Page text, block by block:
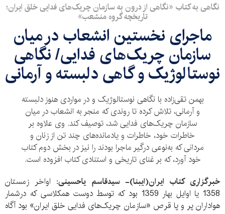
نگاهی به کتاب «نگاهی از درون به سازمان چریک‌های فدایی خلق ایران؛
تاریخچه گروه منشعب»
ماجرای نخستین انشعاب در میان
سازمان چریک‌های فدایی/ نگاهی
نوستالوژیک و گاهی دلبسته و آرمانی
بهمن تقی‌زاده با نگاهی نوستالوژیک و در مواردی هنوز دلبسته
و آرمانی، تلاش کرده تا روندی که منجر به انشعاب در میان
سازمان چریک‌های فدایی شد، توصیف کند. وی علاوه بر
خاطرات خود، خاطرات و یادمانده‌های چند تن از زنان و
مردانی که به‌نوعی درگیر ماجرا بودند را نیز در بخش دوم کتاب
خود آورد، که بر غنای تاریخی و استنادی کتاب افزوده است.
خبرگزاری کتاب ایران(ایبنا)- سیدقاسم یاحسینی: اواخر زمستان
1358 یا اوایل بهار 1359 بود که توسط دوست همکلاسی که درشمار
هواداران پر و پا قرص «سازمان چریک‌های فدایی خلق ایران» بود آگاه